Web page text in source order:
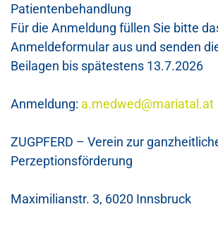
Patientenbehandlung
Für die Anmeldung füllen Sie bitte
Anmeldeformular aus und senden
Beilagen bis spätestens 13.7.2026
Anmeldung: a.medwed@mariatal.at
ZUGPFERD – Verein zur
Perzeptionsförderung
Maximilianstr. 3, 6020 Innsbruck